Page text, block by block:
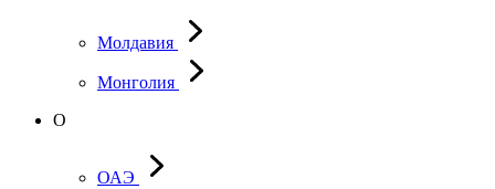
Молдавия
Монголия
О
ОАЭ